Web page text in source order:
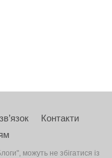
Контакти
можуть не збігатися із